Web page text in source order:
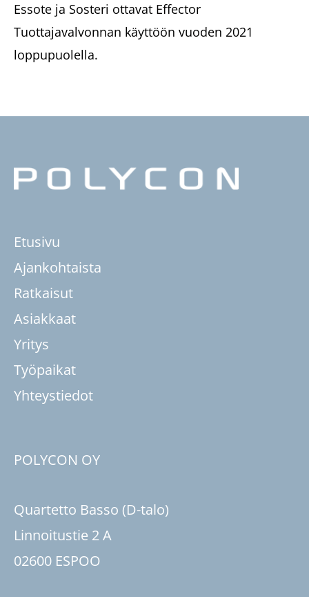
Essote ja Sosteri ottavat Effector
Tuottajavalvonnan käyttöön vuoden 2021
loppupuolella.
Etusivu
Ajankohtaista
Ratkaisut
Asiakkaat
Yritys
Työpaikat
Yhteystiedot
POLYCON OY
Quartetto Basso (D-talo)
Linnoitustie 2 A
02600 ESPOO